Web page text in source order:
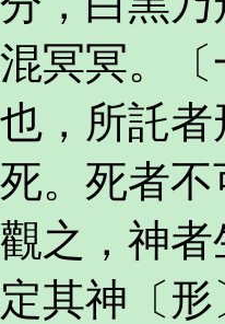
冥冥。
，所託
。死者
之，神
定其神〔